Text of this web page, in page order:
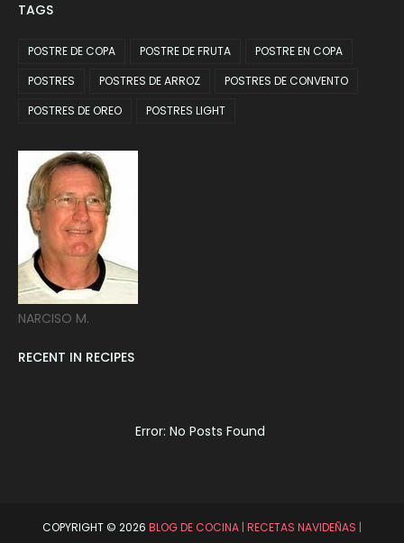
TAGS
POSTRE DE COPA POSTRE DE FRUTA
POSTRE EN COPA
POSTRES
POSTRES DE ARROZ
POSTRES DE CONVENTO
POSTRES DE OREO
POSTRES LIGHT
NARCISO M.
RECENT IN RECIPES
Error: No Posts Found
COPYRIGHT © 2026 BLOG DE COCINA | RECETAS NAVIDEÑAS |